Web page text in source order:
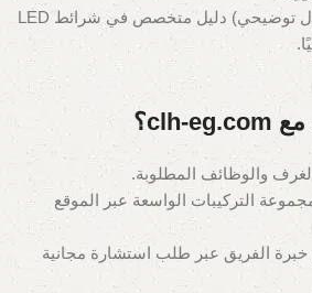
توضيحي)
دليل متخصص في شرائط LED
والوظائف المطلوبة.
التركيبات الواسعة عبر الموقع
الفريق عبر طلب استشارة مجانية